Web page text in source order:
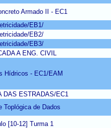
Armado II - EC1
EB1/
EB2/
EB3/
A ENG. CIVIL
Hídricos - EC1/EAM
DAS ESTRADAS/EC1
Toplógica de Dados
[10-12] Turma 1